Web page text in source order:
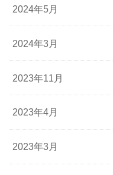
2024年5月
2024年3月
2023年11月
2023年4月
2023年3月